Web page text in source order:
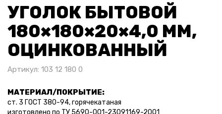
УГОЛОК БЫТОВОЙ
180×180×20×4,0 ММ,
ОЦИНКОВАННЫЙ
Артикул: 103 12 180 0
МАТЕРИАЛ/ПОКРЫТИЕ:
ст. 3 ГОСТ 380-94, горячекатаная